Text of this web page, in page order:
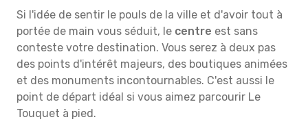
Si l'idée de sentir le pouls de la ville et d'avoir tout à
portée de main vous séduit, le centre est sans
conteste votre destination. Vous serez à deux pas
des points d'intérêt majeurs, des boutiques animées
et des monuments incontournables. C'est aussi le
point de départ idéal si vous aimez parcourir Le
Touquet à pied.